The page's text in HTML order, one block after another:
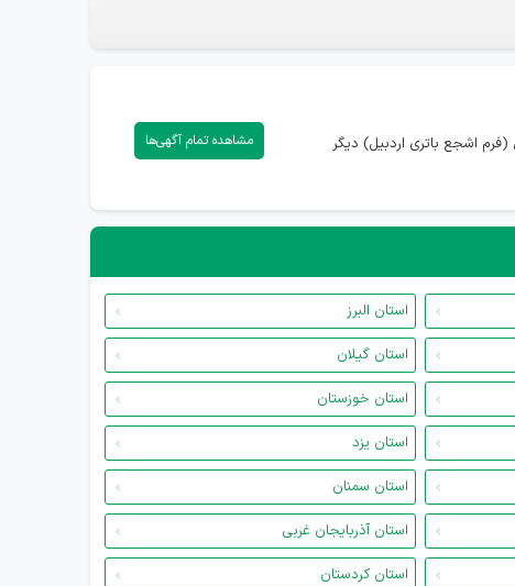
اشجع باتری اردبیل) دیگر
مشاهده تمام آگهی‌ها
استان البرز
استان گیلان
استان خوزستان
استان یزد
استان سمنان
استان آذربایجان غربی
استان کردستان